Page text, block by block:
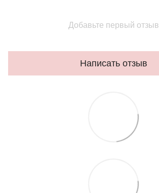
Добавьте первый отзыв
Написать отзыв